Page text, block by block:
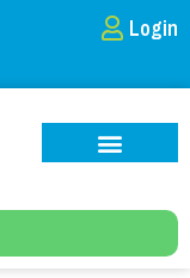
Login